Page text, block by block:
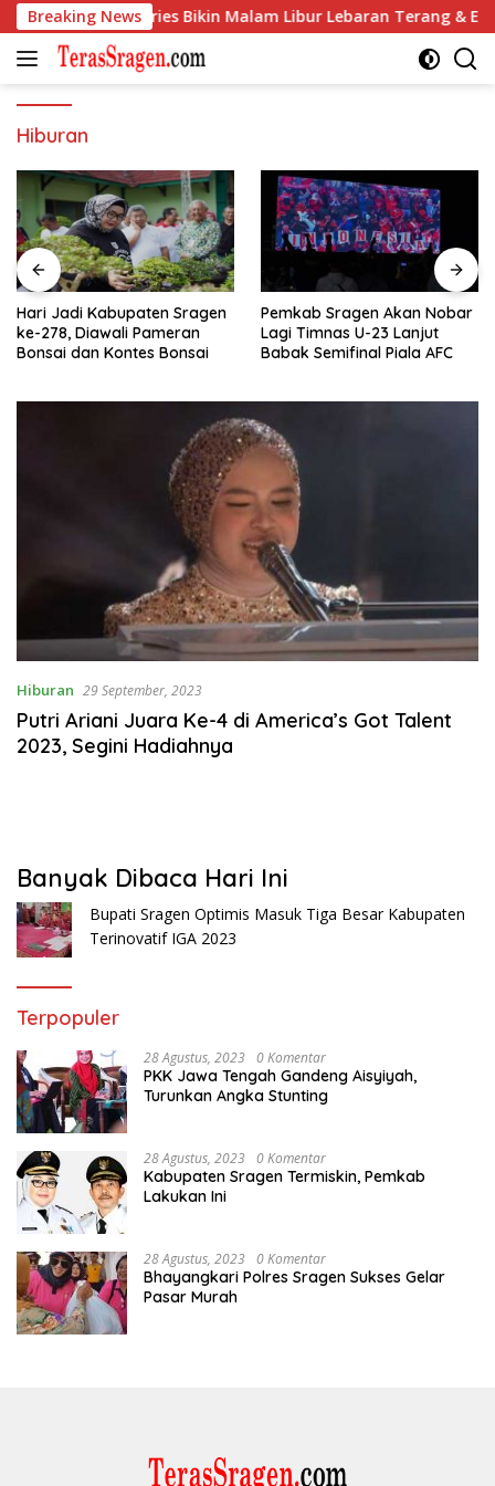
Langsung
ke
konten
Breaking News
Galaxy S26 Series Bikin Malam Libur Lebaran Terang & Epik
Hiburan
Hari Jadi Kabupaten Sragen
ke-278, Diawali Pameran
Bonsai dan Kontes Bonsai
Pemkab Sragen Akan Nobar
Lagi Timnas U-23 Lanjut
Babak Semifinal Piala AFC
Hiburan 29 September, 2023
Putri Ariani Juara Ke-4 di America’s Got Talent
2023, Segini Hadiahnya
Banyak Dibaca Hari Ini
Bupati Sragen Optimis Masuk Tiga Besar Kabupaten
Terinovatif IGA 2023
Terpopuler
28 Agustus, 2023 0 Komentar
PKK Jawa Tengah Gandeng Aisyiyah,
Turunkan Angka Stunting
28 Agustus, 2023 0 Komentar
Kabupaten Sragen Termiskin, Pemkab
Lakukan Ini
28 Agustus, 2023 0 Komentar
Bhayangkari Polres Sragen Sukses Gelar
Pasar Murah